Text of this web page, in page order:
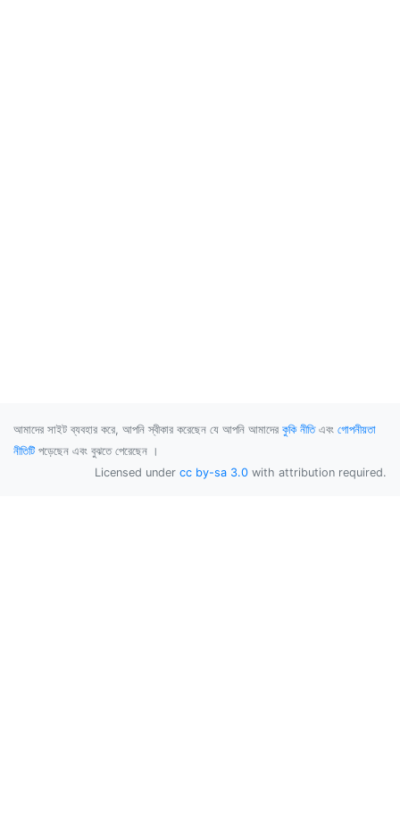
আমাদের সাইট ব্যবহার করে, আপনি স্বীকার করেছেন যে আপনি আমাদের কুকি নীতিএবং গোপনীয়তা
নীতিটি পড়েছেন এবং বুঝতে পেরেছেন ।
Licensed under cc by-sa 3.0 with attribution required.